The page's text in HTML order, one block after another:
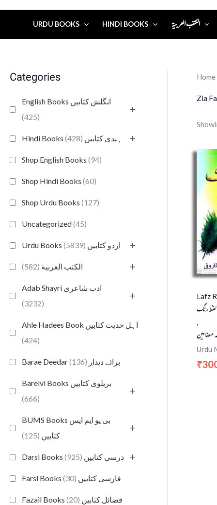
URDU BOOKS HINDI BOOKS الكتب العربية
Categories
English Books انگلش کتابیں
(425)
+
Hindi Books ہندی کتابیں (428) +
Shop English Books (94)
Shop Hindi Books (60)
Shop Urdu Books (127)
Uncategorized(45)
Urdu Books اردو کتابیں (5839) +
الكتب العربية (582) +
Adab Shayri ادب شاعری
(3232)
+
Ahle Hadees Book اہل حدیث کتابیں
(424)
Barae Deedar برائے دیدار (136)
Barelvi Books بریلوی کتابیں
(666)
+
BUMS Books بی یو ایم ایس
کتابیں (125)
+
Darsi Books درسی کتابیں (925) +
Farsi Books فارسی کتابیں (30)
Fazail Books فضائل کتابیں (20)
Home
Zia
Lafz
لفظ رنگ
,
مضامین
Urdu
₹